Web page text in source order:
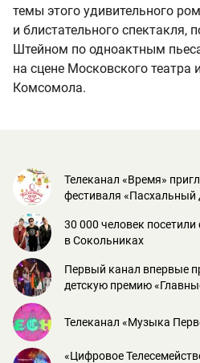
темы этого удивительного
и блистательного спектакля,
Штейном по одноактным
на сцене Московского театра
Комсомола.
Телеканал «Время»
фестиваля «Пасхальный
30 000 человек
в Сокольниках
Первый канал впервые
детскую премию
Телеканал «Музыка
«Цифровое